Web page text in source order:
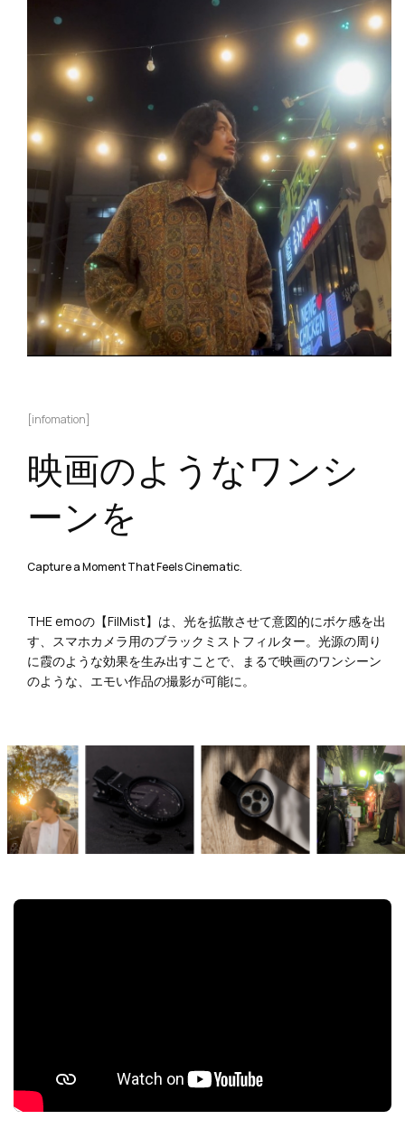
[infomation]
映画のようなワンシ
ーンを
Capture a Moment That Feels Cinematic.
THE emoの【FilMist】は、光を拡散させて意図的にボケ感を出
す、スマホカメラ用のブラックミストフィルター。光源の周り
に霞のような効果を生み出すことで、まるで映画のワンシーン
のような、エモい作品の撮影が可能に。